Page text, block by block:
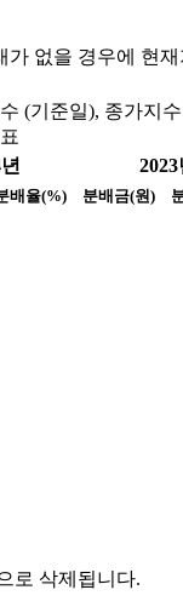
없을 경우에 현
(기준일), 종가지
2023
배율(%) 분배금(원)
로 삭제됩니다.